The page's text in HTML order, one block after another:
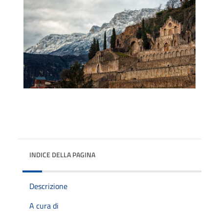
INDICE DELLA PAGINA
Descrizione
A cura di